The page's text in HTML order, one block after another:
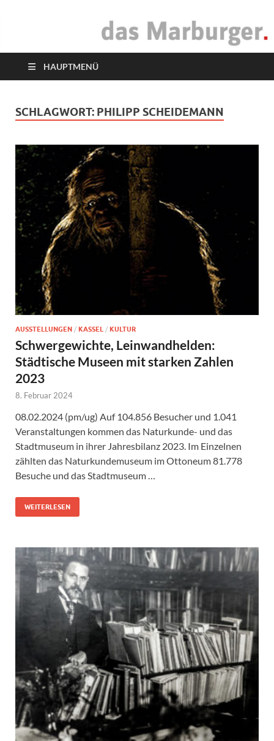
das Marburger.
HAUPTMENÜ
SCHLAGWORT: PHILIPP SCHEIDEMANN
AUSSTELLUNGEN / KASSEL / KULTUR
Schwergewichte, Leinwandhelden:
Städtische Museen mit starken Zahlen
2023
8. Februar 2024
08.02.2024 (pm/ug) Auf 104.856 Besucher und 1.041
Veranstaltungen kommen das Naturkunde- und das
Stadtmuseum in ihrer Jahresbilanz 2023. Im Einzelnen
zählten das Naturkundemuseum im Ottoneum 81.778
Besuche und das Stadtmuseum …
WEITERLESEN